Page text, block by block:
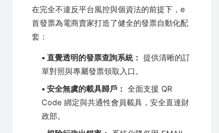
在完全不違反平台風控與個資法的前提下，e
首發票為電商賣家打造了健全的發票自動化配
套：
• 直覺透明的發票查詢系統： 提供清晰的訂
單對照與專屬發票領取入口。
• 安全無虞的載具歸戶： 全面支援 QR
Code 綁定與共通性會員載具，安全直達財
政部。